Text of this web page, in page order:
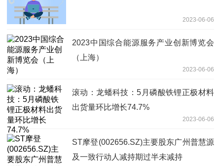
2023-06-06
2023中国综合能源服务产业创新博览会
（上海）
2023-06-06
滚动：龙蟠科技：5月磷酸铁锂正极材料
出货量环比增长74.7%
2023-06-06
ST摩登(002656.SZ)主要股东广州普慧源
及一致行动人减持期过半未减持